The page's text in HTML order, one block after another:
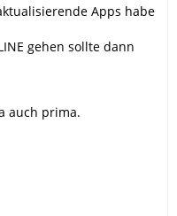
Apps habe
gehen sollte dann
auch prima.